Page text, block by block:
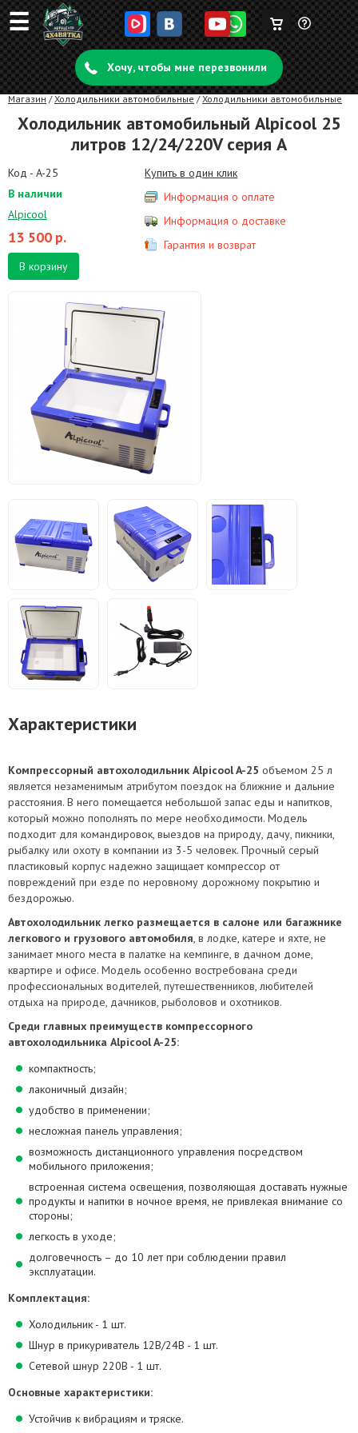
☰ Задать
вопрос
Корзина
пуста
Хочу, чтобы мне перезвонили
Магазин /Холодильники автомобильные /Холодильники автомобильные
Холодильник автомобильный Alpicool 25
литров 12/24/220V серия A
Код - A-25
В наличии
Alpicool
13 500 р.
В корзину
Купить в один клик
Информация о оплате
Информация о доставке
Гарантия и возврат
Характеристики
Компрессорный автохолодильник Alpicool A-25 объемом 25 л
является незаменимым атрибутом поездок на ближние и дальние
расстояния. В него помещается небольшой запас еды и напитков,
который можно пополнять по мере необходимости. Модель
подходит для командировок, выездов на природу, дачу, пикники,
рыбалку или охоту в компании из 3-5 человек. Прочный серый
пластиковый корпус надежно защищает компрессор от
повреждений при езде по неровному дорожному покрытию и
бездорожью.
Автохолодильник легко размещается в салоне или багажнике
легкового и грузового автомобиля, в лодке, катере и яхте, не
занимает много места в палатке на кемпинге, в дачном доме,
квартире и офисе. Модель особенно востребована среди
профессиональных водителей, путешественников, любителей
отдыха на природе, дачников, рыболовов и охотников.
Среди главных преимуществ компрессорного
автохолодильника Alpicool A-25:
компактность;
лаконичный дизайн;
удобство в применении;
несложная панель управления;
возможность дистанционного управления посредством
мобильного приложения;
встроенная система освещения, позволяющая доставать нужные
продукты и напитки в ночное время, не привлекая внимание со
стороны;
легкость в уходе;
долговечность – до 10 лет при соблюдении правил
эксплуатации.
Комплектация:
Холодильник - 1 шт.
Шнур в прикуриватель 12В/24В - 1 шт.
Сетевой шнур 220В - 1 шт.
Основные характеристики:
Устойчив к вибрациям и тряске.